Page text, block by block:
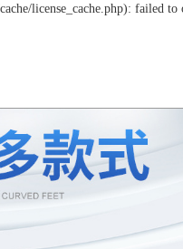
license_cache.php): failed